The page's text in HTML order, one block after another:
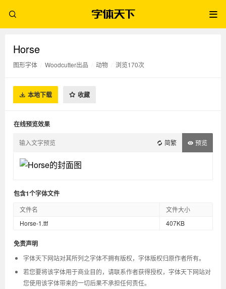
Horse
图形字体 Woodcutter出品 动物 浏览170次
本地下载 收藏
在线预览效果
简繁 预览
包含1个字体文件
文件名
文件大小
Horse-1.ttf
407KB
免责声明
字体天下网站对其所列之字体不拥有版权，字体版权归原作者所有。
若您要将该字体用于商业目的，请联系作者获得授权，字体天下网站对
您使用该字体带来的一切后果不承担任何责任。